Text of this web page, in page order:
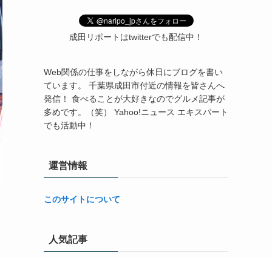
成田リポートはtwitterでも配信中！
Web関係の仕事をしながら休日にブログを書い
ています。 千葉県成田市付近の情報を皆さんへ
発信！ 食べることが大好きなのでグルメ記事が
多めです。（笑） Yahoo!ニュース エキスパート
でも活動中！
運営情報
このサイトについて
人気記事